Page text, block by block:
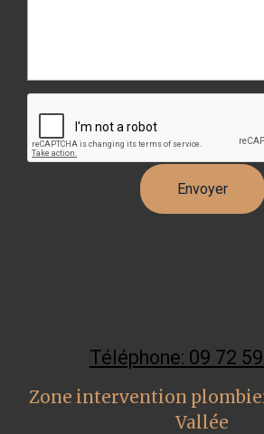
Téléphone: 09 72
Zone intervention
Vallée